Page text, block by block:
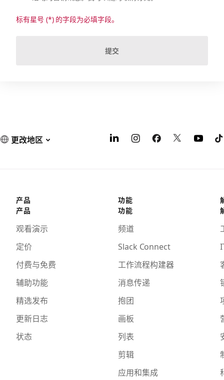
标有星号 (*) 的字段为必填字段。
提交
更改地区
产品
产品
观看演示
定价
付费与免费
辅助功能
精选发布
更新日志
状态
功能
功能
频道
Slack Connect
工作流程构建器
消息传递
抱团
画板
列表
剪辑
应用和集成